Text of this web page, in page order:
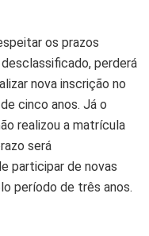
os prazos
perderá
nova inscrição no
cinco anos. Já o
realizou a matrícula
será
participar de novas
período de três anos.